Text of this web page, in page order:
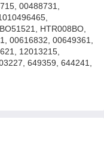
00488731,
HTR008BO,
00616832, 00649361,
12013215,
649359, 644241,